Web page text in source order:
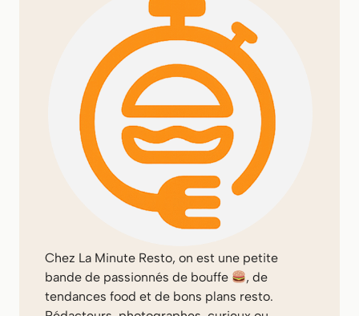
Chez La Minute Resto, on est une petite
bande de passionnés de bouffe
, de
tendances food et de bons plans resto.